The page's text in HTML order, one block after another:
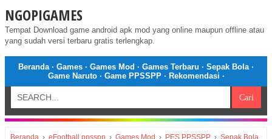
NGOPIGAMES
Tempat Download game android apk mod yang online maupun offline atau
yang sudah versi terbaru gratis terlengkap.
Beranda· Games · Games Mod · Games Terbaru · Sepak Bola·
Game Naruto· Game PPSSPP· Rekomendasi ·
Beranda › eFootball ppsspp › Games Mod › PES PPSSPP › Sepak Bola